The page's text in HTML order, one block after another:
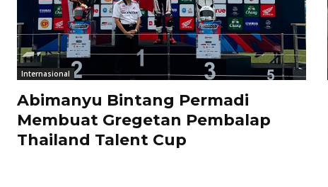
Internasional
Abimanyu Bintang Permadi
Membuat Gregetan Pembalap
Thailand Talent Cup